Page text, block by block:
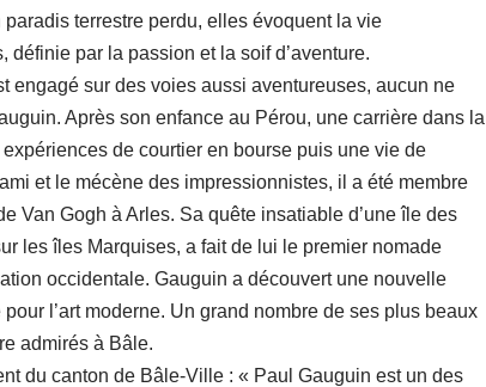
terrestre perdu, elles évoquent la vie
définie par la passion et la soif d’aventure.
engagé sur des voies aussi aventureuses, aucun ne
Après son enfance au Pérou, une carrière dans la
de courtier en bourse puis une vie de
et le mécène des impressionnistes, il a été membre
Van Gogh à Arles. Sa quête insatiable d’une île des
les îles Marquises, a fait de lui le premier nomade
occidentale. Gauguin a découvert une nouvelle
l’art moderne. Un grand nombre de ses plus beaux
admirés à Bâle.
du canton de Bâle-Ville : « Paul Gauguin est un des